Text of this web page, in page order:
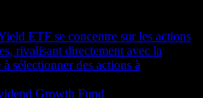
ETF se concentre sur les actions
rivalisant directement avec la
sélectionner des actions à
Growth Fund